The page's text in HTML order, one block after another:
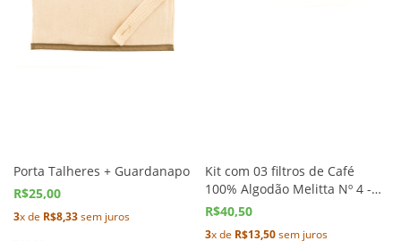
Porta Talheres + Guardanapo
R$25,00
3x de R$8,33sem juros
Kit com 03 filtros de Café
100% Algodão Melitta Nº 4 -
Cafeteira Elétrica
R$40,50
3x de R$13,50sem juros